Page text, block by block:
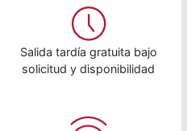
Salida tardía gratuita bajo
solicitud y disponibilidad